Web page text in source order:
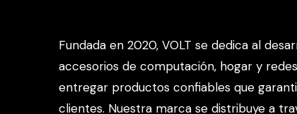
Fundada en 2020, VOLT se dedica al
accesorios de computación, hogar y
entregar productos confiables que
clientes. Nuestra marca se distribuye a